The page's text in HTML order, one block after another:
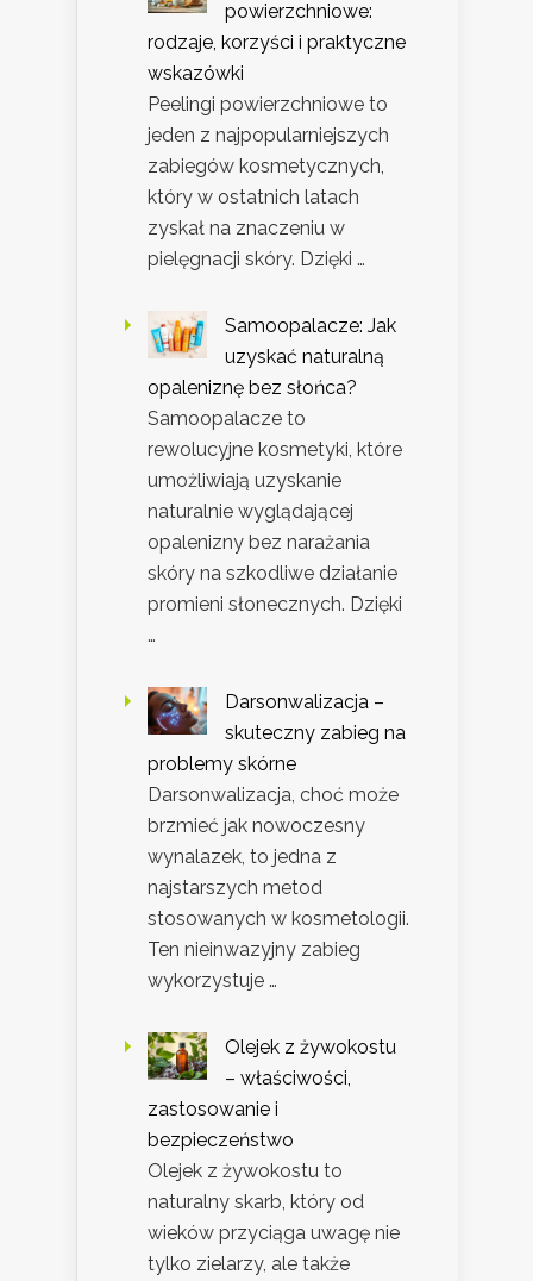
powierzchniowe:
rodzaje, korzyści i praktyczne
wskazówki
Peelingi powierzchniowe to
jeden z najpopularniejszych
zabiegów kosmetycznych,
który w ostatnich latach
zyskał na znaczeniu w
pielęgnacji skóry. Dzięki …
Samoopalacze: Jak
uzyskać naturalną
opaleniznę bez słońca?
Samoopalacze to
rewolucyjne kosmetyki, które
umożliwiają uzyskanie
naturalnie wyglądającej
opalenizny bez narażania
skóry na szkodliwe działanie
promieni słonecznych. Dzięki
…
Darsonwalizacja –
skuteczny zabieg na
problemy skórne
Darsonwalizacja, choć może
brzmieć jak nowoczesny
wynalazek, to jedna z
najstarszych metod
stosowanych w kosmetologii.
Ten nieinwazyjny zabieg
wykorzystuje …
Olejek z żywokostu
– właściwości,
zastosowanie i
bezpieczeństwo
Olejek z żywokostu to
naturalny skarb, który od
wieków przyciąga uwagę nie
tylko zielarzy, ale także